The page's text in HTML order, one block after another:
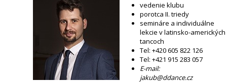
vedenie klubu
porotca II. triedy
semináre a individuálne
lekcie v latinsko-amerických
tancoch
Tel: +420 605 822 126
Tel: +421 915 283 057
E-mail:
jakub@ddance.cz